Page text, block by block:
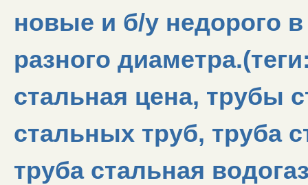
новые и б/у недорого
разного
стальная цена, трубы
стальных труб, труба
труба стальная